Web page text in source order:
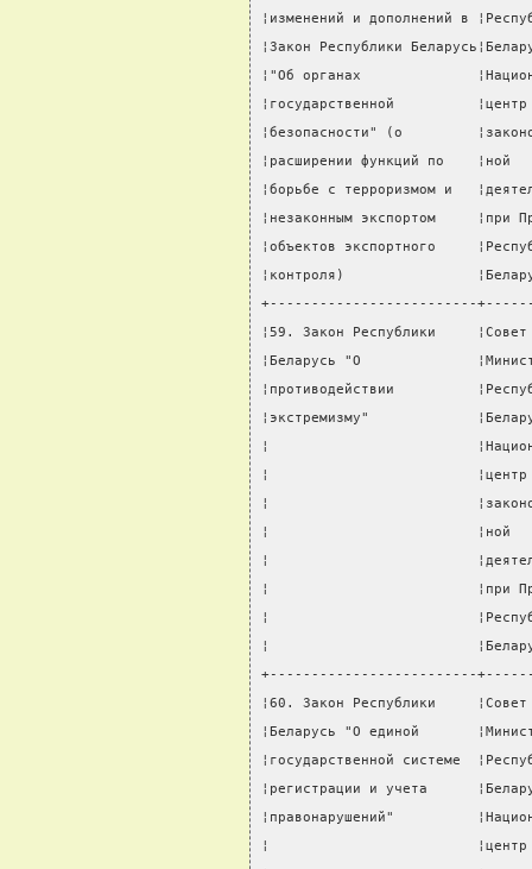
¦изменений и дополнений в
¦Закон Республики
¦"Об органах
¦государственной
¦безопасности" (о
¦расширении функций по
¦борьбе с терроризмом и
¦незаконным экспортом
¦объектов экспортного
¦контроля)
+-------------------------
¦59. Закон Республики
¦Беларусь "О
¦противодействии
¦экстремизму"
¦
¦
¦
¦
¦
¦                         ¦при
¦
¦
+-------------------------
¦60. Закон Республики
¦Беларусь "О единой
¦государственной системе
¦регистрации и учета
¦правонарушений"
¦